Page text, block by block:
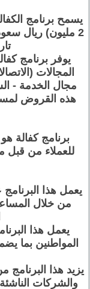
2 مليون) ريال
يوفر برنامج
المجالات
مجال الخدمة -
هذه القروض
برنامج كفالة
للعملاء من قبل
يعمل هذا
من خلال
يعمل هذا
المواطنين بما
يزيد هذا
والشركات